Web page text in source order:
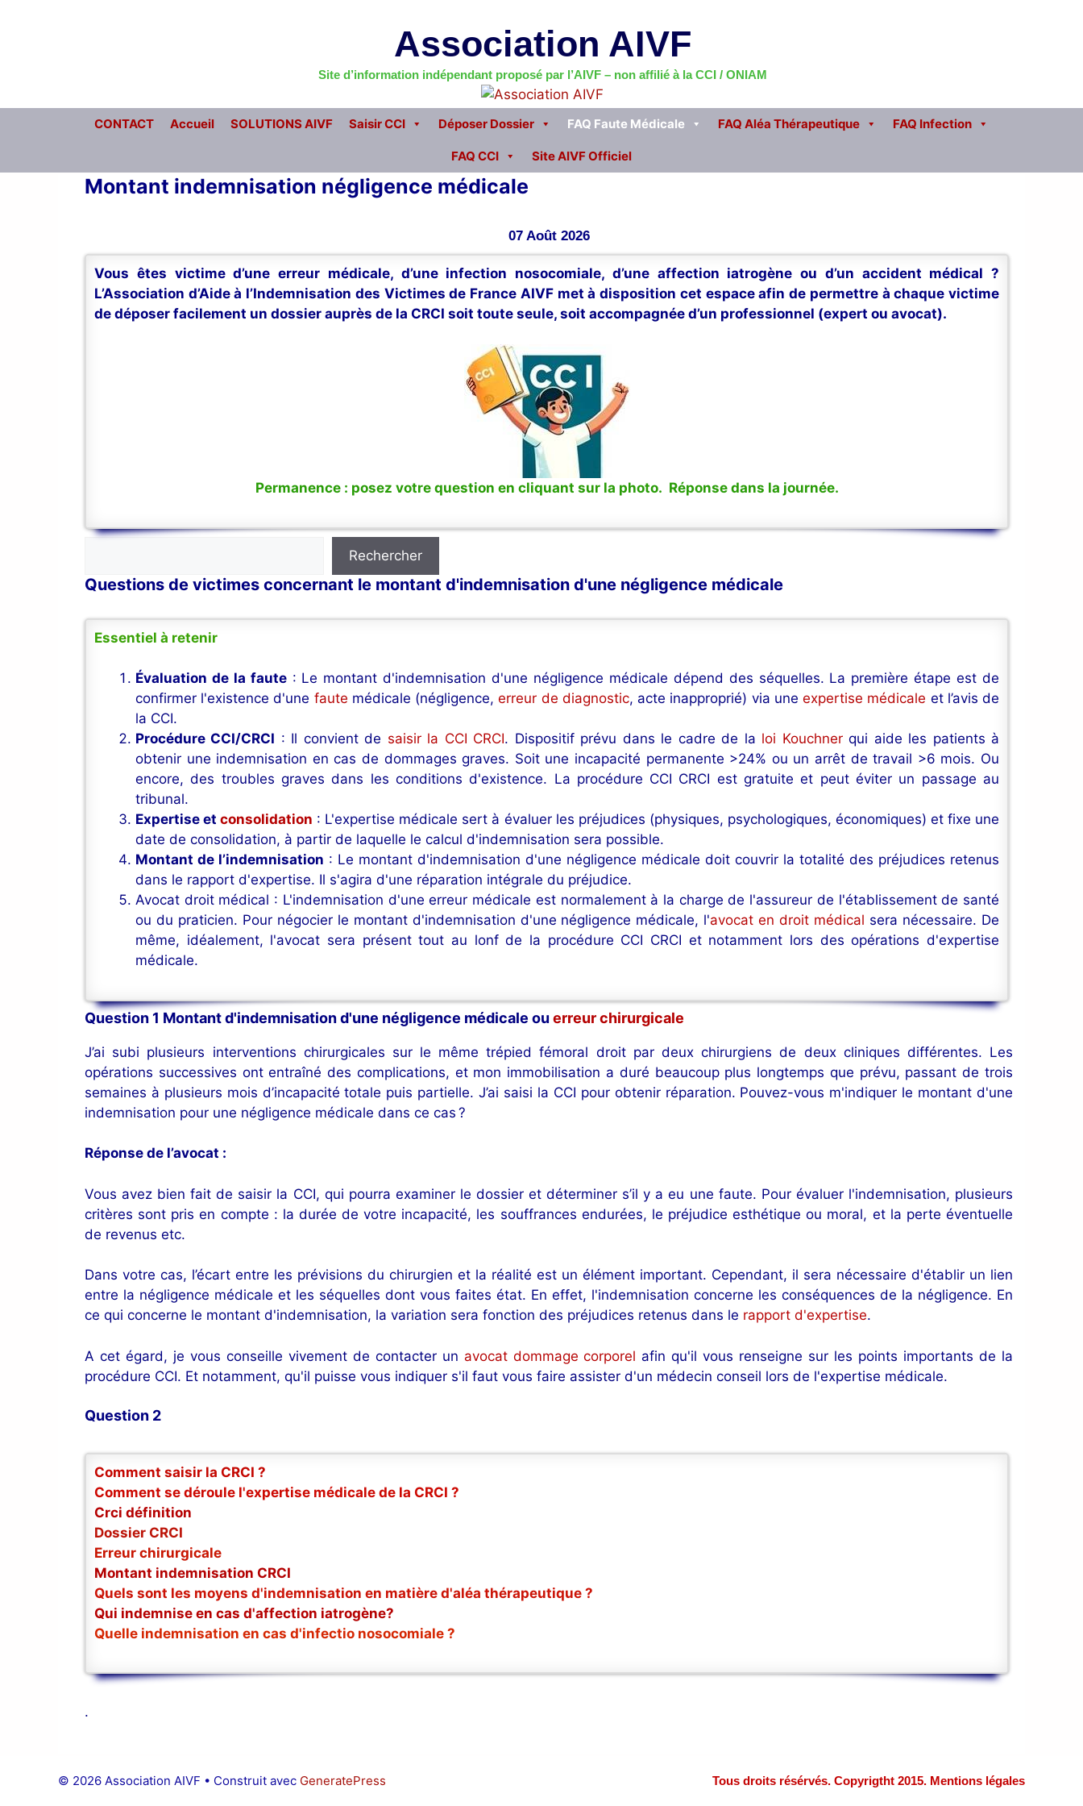
Association AIVF
Site d’information indépendant proposé par l’AIVF – non affilié à la CCI / ONIAM
CONTACT Accueil SOLUTIONS AIVF Saisir CCI Déposer Dossier FAQ Faute Médicale FAQ Aléa Thérapeutique FAQ Infection
FAQ CCI Site AIVF Officiel
Montant indemnisation négligence médicale
07 Août 2026
Vous êtes victime d’une erreur médicale, d’une infection nosocomiale, d’une affection iatrogène ou d’un accident médical ?
L’Association d’Aide à l’Indemnisation des Victimes de France AIVF met à disposition cet espace afin de permettre à chaque victime
de déposer facilement un dossier auprès de la CRCI soit toute seule, soit accompagnée d’un professionnel (expert ou avocat).
Permanence : posez votre question en cliquant sur la photo. Réponse dans la journée.
Rechercher
Questions de victimes concernant le montant d'indemnisation d'une négligence médicale
Essentiel à retenir
Évaluation de la faute: Le montant d'indemnisation d'une négligence médicale dépend des séquelles. La première étape est de
confirmer l'existence d'une faute médicale (négligence, erreur de diagnostic, acte inapproprié) via uneexpertise médicale et l’avis de
la CCI.
Procédure CCI/CRCI : Il convient de saisir la CCI CRCI. Dispositif prévu dans le cadre de la loi Kouchnerqui aide les patients à
obtenir une indemnisation en cas de dommages graves. Soit une incapacité permanente >24% ou un arrêt de travail >6 mois. Ou
encore, des troubles graves dans les conditions d'existence. La procédure CCI CRCI est gratuite et peut éviter un passage au
tribunal.
Expertise etconsolidation : L'expertise médicale sert à évaluer les préjudices (physiques, psychologiques, économiques) et fixe une
date de consolidation, à partir de laquelle le calcul d'indemnisation sera possible.
Montant de l’indemnisation : Le montant d'indemnisation d'une négligence médicale doit couvrir la totalité des préjudices retenus
dans le rapport d'expertise. Il s'agira d'une réparation intégrale du préjudice.
Avocat droit médical : L'indemnisation d'une erreur médicale est normalement à la charge de l'assureur de l'établissement de santé
ou du praticien. Pour négocier le montant d'indemnisation d'une négligence médicale, l'avocat en droit médical sera nécessaire. De
même, idéalement, l'avocat sera présent tout au lonf de la procédure CCI CRCI et notamment lors des opérations d'expertise
médicale.
Question 1 Montant d'indemnisation d'une négligence médicale ou erreur chirurgicale
J’ai subi plusieurs interventions chirurgicales sur le même trépied fémoral droit par deux chirurgiens de deux cliniques différentes. Les
opérations successives ont entraîné des complications, et mon immobilisation a duré beaucoup plus longtemps que prévu, passant de trois
semaines à plusieurs mois d’incapacité totale puis partielle. J’ai saisi la CCI pour obtenir réparation. Pouvez-vous m'indiquer le montant d'une
indemnisation pour une négligence médicale dans ce cas ?
Réponse de l’avocat :
Vous avez bien fait de saisir la CCI, qui pourra examiner le dossier et déterminer s’il y a eu une faute. Pour évaluer l'indemnisation, plusieurs
critères sont pris en compte : la durée de votre incapacité, les souffrances endurées, le préjudice esthétique ou moral, et la perte éventuelle
de revenus etc.
Dans votre cas, l’écart entre les prévisions du chirurgien et la réalité est un élément important. Cependant, il sera nécessaire d'établir un lien
entre la négligence médicale et les séquelles dont vous faites état. En effet, l'indemnisation concerne les conséquences de la négligence. En
ce qui concerne le montant d'indemnisation, la variation sera fonction des préjudices retenus dans le rapport d'expertise.
A cet égard, je vous conseille vivement de contacter un avocat dommage corporel afin qu'il vous renseigne sur les points importants de la
procédure CCI. Et notamment, qu'il puisse vous indiquer s'il faut vous faire assister d'un médecin conseil lors de l'expertise médicale.
Question 2
Comment saisir la CRCI ?
Comment se déroule l'expertise médicale de la CRCI ?
Crci définition
Dossier CRCI
Erreur chirurgicale
Montant indemnisation CRCI
Quels sont les moyens d'indemnisation en matière d'aléa thérapeutique ?
Qui indemnise en cas d'affection iatrogène?
Quelle indemnisation en cas d'infectio nosocomiale ?
.
Tous droits résérvés. Copyrigtht 2015. Mentions légales
© 2026 Association AIVF • Construit avec GeneratePress